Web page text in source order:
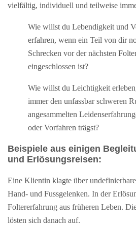
vielfältig, individuell und teilweise
Wie willst du Lebendigkeit und
erfahren, wenn ein Teil von dir
Schrecken vor der nächsten
eingeschlossen ist?
Wie willst du Leichtigkeit
immer den unfassbar schweren
angesammelten
oder Vorfahren trägst?
Beispiele aus einigen
und Erlösungsreisen:
Eine Klientin klagte über
Hand- und Fussgelenken. In der
Foltererfahrung aus früheren Leben.
lösten sich danach auf.